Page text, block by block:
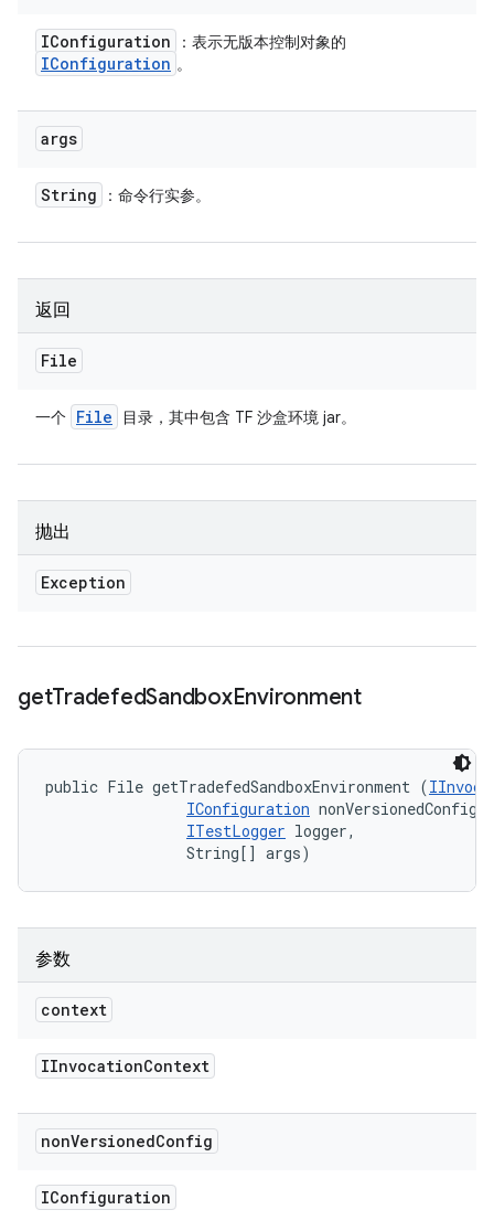
IConfiguration ：表示无版本控制对象的
IConfiguration 。
args
String ：命令行实参。
返回
File
一个 File 目录，其中包含 TF 沙盒环境 jar。
抛出
Exception
getTradefedSandboxEnvironment
public File getTradefedSandboxEnvironment (
IConfiguration nonVersionedConfig,
ITestLogger logger,
                String[] args)
参数
context
IInvocationContext
nonVersionedConfig
IConfiguration